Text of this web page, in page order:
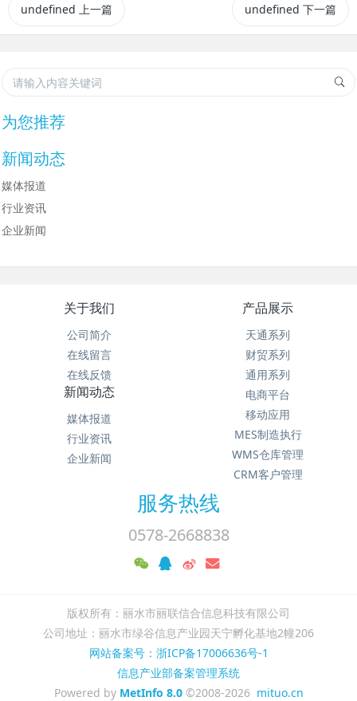
undefined 上一篇 undefined 下一篇
为您推荐
新闻动态
媒体报道
行业资讯
企业新闻
关于我们
公司简介
在线留言
在线反馈
产品展示
天通系列
财贸系列
通用系列
电商平台
移动应用
MES制造执行
WMS仓库管理
CRM客户管理
新闻动态
媒体报道
行业资讯
企业新闻
服务热线
0578-2668838
版权所有：丽水市丽联信合信息科技有限公司
公司地址：丽水市绿谷信息产业园天宁孵化基地2幢206
网站备案号：浙ICP备17006636号-1
信息产业部备案管理系统
Powered by MetInfo 8.0©2008-2026 mituo.cn